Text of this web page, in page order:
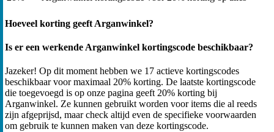
Hoeveel korting geeft Arganwinkel?
Is er een werkende Arganwinkel kortingscode beschikbaar?
Jazeker! Op dit moment hebben we 17 actieve kortingscodes
beschikbaar voor maximaal 20% korting. De laatste kortingscode
die toegevoegd is op onze pagina geeft 20% korting bij
Arganwinkel. Ze kunnen gebruikt worden voor items die al reeds
zijn afgeprijsd, maar check altijd even de specifieke voorwaarden
om gebruik te kunnen maken van deze kortingscode.